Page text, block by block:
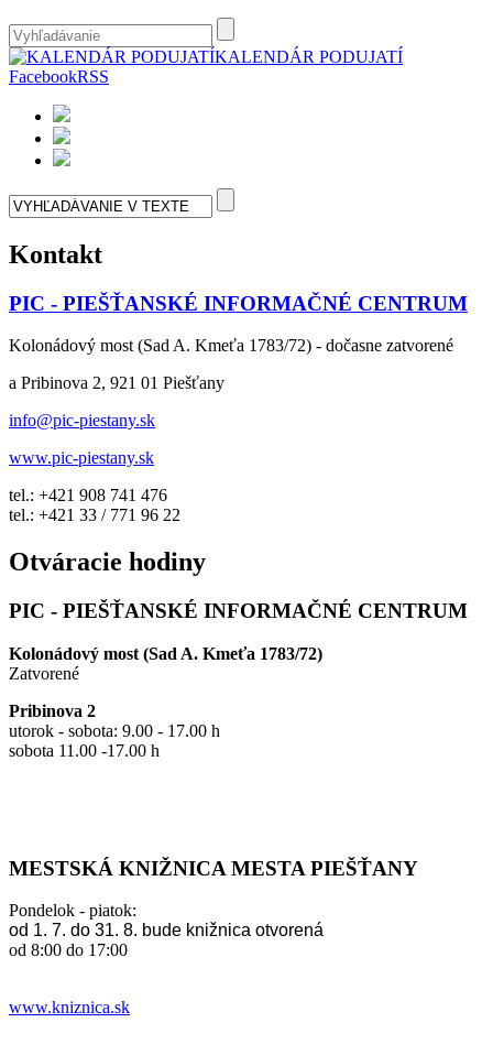
KALENDÁR PODUJATÍ
FacebookRSS
Kontakt
PIC - PIEŠŤANSKÉ INFORMAČNÉ CENTRUM
Kolonádový most (Sad A. Kmeťa 1783/72) - dočasne zatvorené
a Pribinova 2, 921 01 Piešťany
info@pic-piestany.sk
www.pic-piestany.sk
tel.: +421 908 741 476
tel.: +421 33 / 771 96 22
Otváracie hodiny
PIC - PIEŠŤANSKÉ INFORMAČNÉ CENTRUM
Kolonádový most (Sad A. Kmeťa 1783/72)
Zatvorené
Pribinova 2
utorok - sobota: 9.00 - 17.00 h
sobota 11.00 -17.00 h
MESTSKÁ KNIŽNICA MESTA PIEŠŤANY
Pondelok - piatok:
od 1. 7. do 31. 8. bude knižnica otvorená
od 8:00 do 17:00
www.kniznica.sk